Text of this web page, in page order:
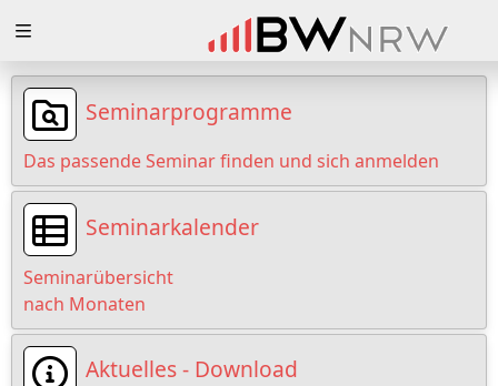
Loading
Loading
Loading
Loading
Loading
Loading
Seminarprogramme
Das passende Seminar finden und sich anmelden
Seminarkalender
Seminarübersicht
nach Monaten
Aktuelles - Download